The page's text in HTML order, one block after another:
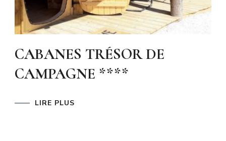
CABANES TRÉSOR DE
CAMPAGNE ****
LIRE PLUS